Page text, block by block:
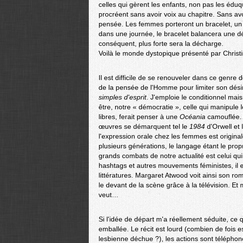
celles qui gèrent les enfants, non pas les
procréent sans avoir voix au chapitre. Sans
pensée. Les femmes porteront un bracelet,
dans une journée, le bracelet balancera une
conséquent, plus forte sera la décharge.
Voilà le monde dystopique présenté par
Il est difficile de se renouveler dans ce genre
de la pensée de l'Homme pour limiter son
simples d'esprit. J'emploie le conditionnel
être, notre « démocratie », celle qui manipule
libres, ferait penser à une Océania
œuvres se démarquent tel le 1984 d'Orwell et
l'expression orale chez les femmes est
plusieurs générations, le langage étant le
grands combats de notre actualité est celui
hashtags et autres mouvements féministes,
littératures. Margaret Atwood voit ainsi son
le devant de la scène grâce à la télévision. Et
veut…
Si l'idée de départ m'a réellement séduite, ce
emballée. Le récit est lourd (combien de fois
lesbienne déchue ?), les actions sont